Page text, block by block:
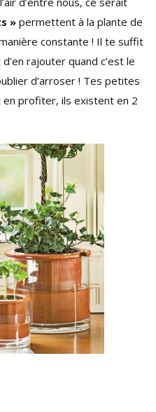
» permettent à la plante de
constante ! Il te suffit
rajouter quand c’est le
d’arroser ! Tes petites
profiter, ils existent en 2